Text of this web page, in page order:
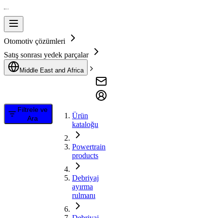
Otomotiv çözümleri
Satış sonrası yedek parçalar
Middle East and Africa
Filtrele ve
Ara
Ürün
kataloğu
Powertrain
products
Debriyaj
ayırma
rulmanı